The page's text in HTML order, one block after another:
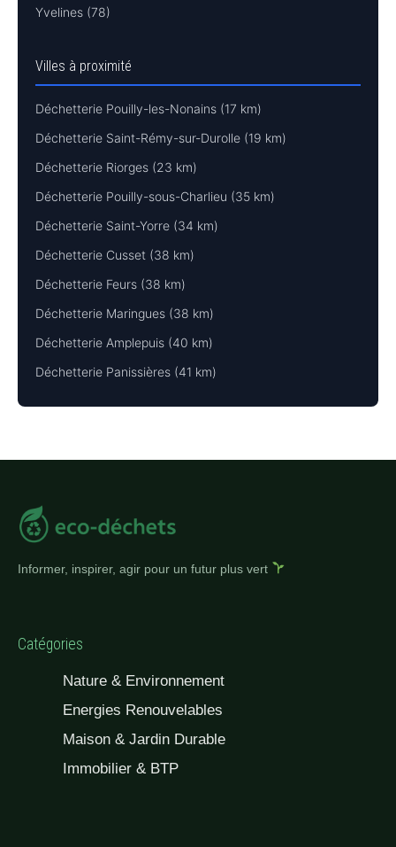
Yvelines (78)
Villes à proximité
Déchetterie Pouilly-les-Nonains (17 km)
Déchetterie Saint-Rémy-sur-Durolle (19 km)
Déchetterie Riorges (23 km)
Déchetterie Pouilly-sous-Charlieu (35 km)
Déchetterie Saint-Yorre (34 km)
Déchetterie Cusset (38 km)
Déchetterie Feurs (38 km)
Déchetterie Maringues (38 km)
Déchetterie Amplepuis (40 km)
Déchetterie Panissières (41 km)
Informer, inspirer, agir pour un futur plus vert
Catégories
Nature & Environnement
Energies Renouvelables
Maison & Jardin Durable
Immobilier & BTP